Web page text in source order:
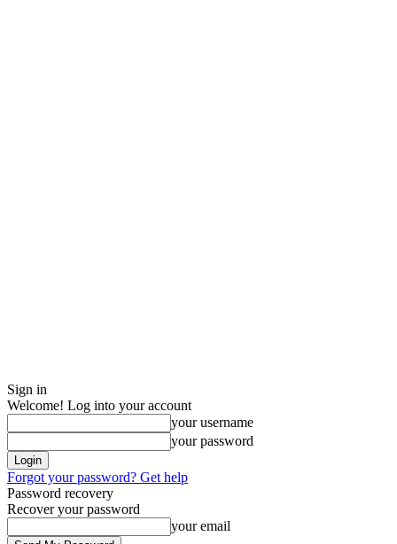
Sign in
Welcome! Log into your account
your username
your password
Forgot your password? Get help
Password recovery
Recover your password
your email